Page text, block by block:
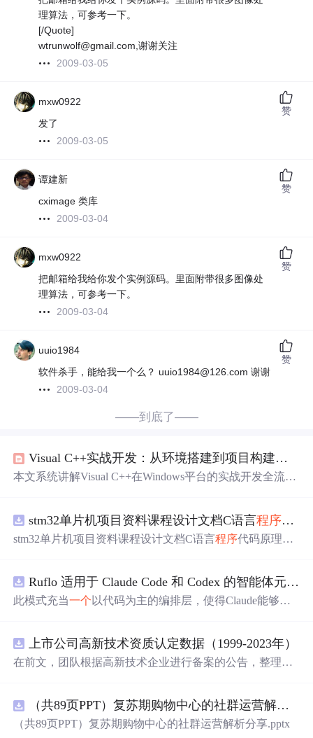
理算法，可参考一下。
[/Quote]
wtrunwolf@gmail.com,谢谢关注
2009-03-05
mxw0922
发了
2009-03-05
赞
谭建新
cximage 类库
2009-03-04
赞
mxw0922
把邮箱给我给你发个实例源码。里面附带很多图像处
理算法，可参考一下。
2009-03-04
赞
uuio1984
软件杀手，能给我一个么？ uuio1984@126.com 谢谢
2009-03-04
赞
——到底了——
Visual C++实战开发：从环境搭建到项目构建的完整指南
本文系统讲解Visual C++在Windows平台的实战开发全流
）、高级主题（多线程同步、DLL开发、性能调优）及现
代生态融合（VS Code集成、vcpkg包管理、CMake跨平台
引擎、工业软件及C++构建问题排查场景。
stm32单片机项目资料课程设计文档C语言程序代码
stm32单片机项目资料课程设计文档C语言程序代码原理图
Ruflo 适用于 Claude Code 和 Codex 的智能体元框架
此模式充当一个 以代码为主的编排层，使得Claude能够自
上市公司高新技术资质认定数据（1999-2023年）
在前文，团队根据高新技术企业进行备案的公告，整理了
配，整理上市公司-高新技术资质认定数据，包含认定次
数、初次公告等 一、数据介绍 数据名称：上市公司-高新
（共89页PPT）复苏期购物中心的社群运营解析分享.pptx
（共89页PPT）复苏期购物中心的社群运营解析分享.pptx